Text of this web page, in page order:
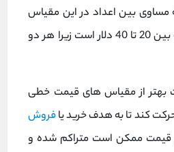
مساوی بین اعداد در این مقیاس
نشان داده می شوند. به عنوان مثال، فاصله بین 10 تا 20 دلار برابر با فاصله بین 20 تا 40 دلار است زیرا هر دو
بهتر از مقیاس‌ های قیمت خطی
کند تا به هدف خرید یافروش
قیمت ممکن است متراکم شده و